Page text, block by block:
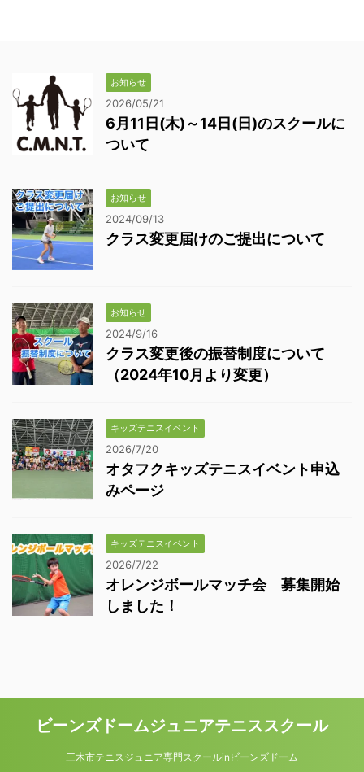
お知らせ
2026/05/21
6月11日(木)～14日(日)のスクールに
ついて
お知らせ
2024/09/13
クラス変更届けのご提出について
お知らせ
2024/9/16
クラス変更後の振替制度について
（2024年10月より変更）
キッズテニスイベント
2026/7/20
オタフクキッズテニスイベント申込
みページ
キッズテニスイベント
2026/7/22
オレンジボールマッチ会 募集開始
しました！
ビーンズドームジュニアテニススクール
三木市テニスジュニア専門スクールinビーンズドーム